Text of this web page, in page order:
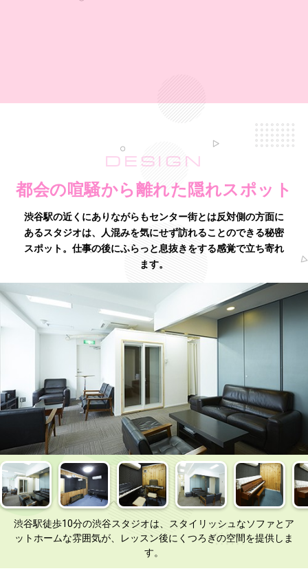
DESIGN
都会の喧騒から離れた隠れスポット
渋谷駅の近くにありながらもセンター街とは反対側の方面に
あるスタジオは、
人混みを気にせず訪れることのできる秘密
スポット。仕事の後にふらっと息抜きをする感覚で立ち寄れ
ます。
渋谷駅徒歩10分の渋谷スタジオは、スタイリッシュなソファとア
ットホームな雰囲気が、レッスン後にくつろぎの空間を提供しま
す。